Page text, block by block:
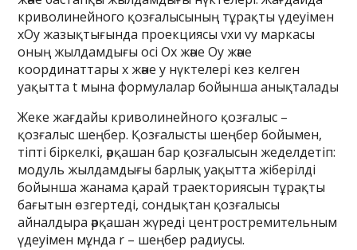
криволинейного қозғалысының тұрақты үдеуімен
xOy жазықтығында проекциясы vxи vy маркасы
оның жылдамдығы осі Ox және Oy және
координаттары x және y нүктелері кез келген
уақытта t мына формулалар бойынша анықталады
Жеке жағдайы криволинейного қозғалыс –
қозғалыс шеңбер. Қозғалысты шеңбер бойымен,
тіпті біркелкі, әрқашан бар қозғалысын жеделдетіп:
модуль жылдамдығы барлық уақытта жіберілді
бойынша жанама қарай траекториясын тұрақты
бағытын өзгертеді, сондықтан қозғалысы
айналдыра әрқашан жүреді центростремительным
үдеуімен мұнда r – шеңбер радиусы.